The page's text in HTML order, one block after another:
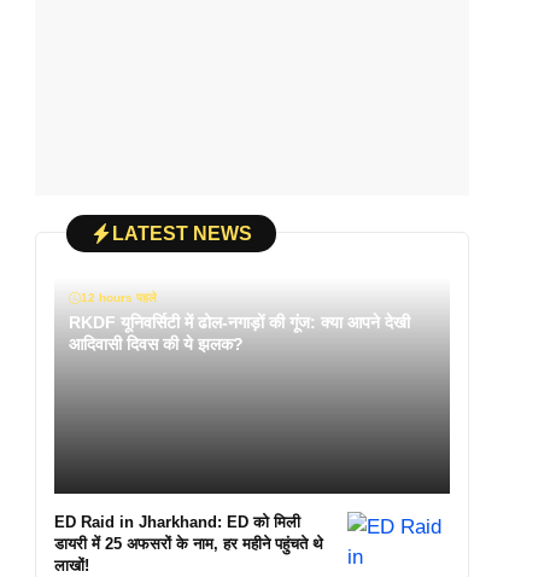
LATEST NEWS
12 hours पहले
RKDF यूनिवर्सिटी में ढोल-नगाड़ों की गूंज: क्या आपने देखी
आदिवासी दिवस की ये झलक?
ED Raid in Jharkhand: ED को मिली
डायरी में 25 अफसरों के नाम, हर महीने पहुंचते थे
लाखों!